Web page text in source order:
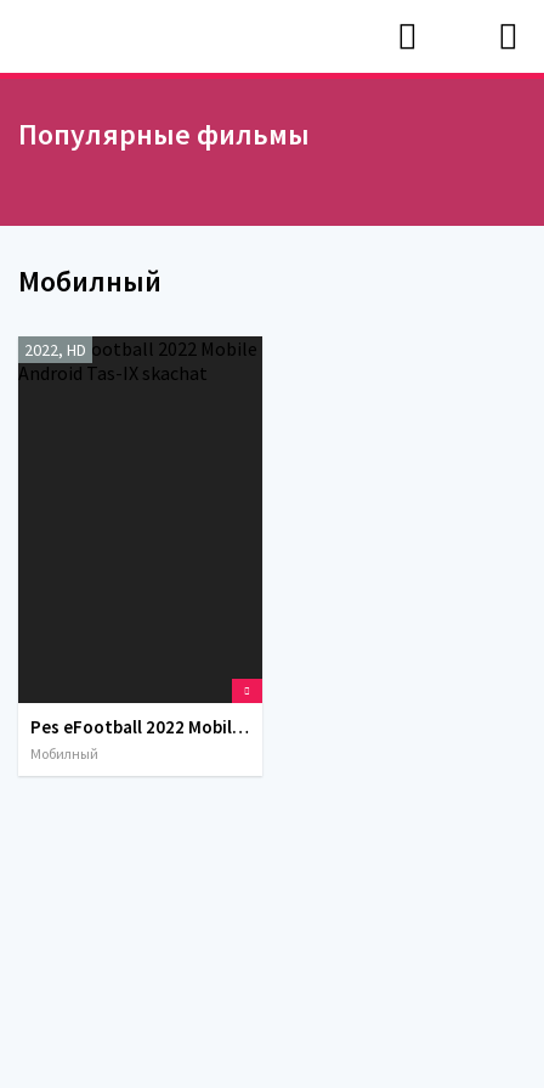
Мобилный
2022, HD
Pes eFootball 2022 Mobile Android Tas-IX skachat
Мобилный
Популярные фильмы